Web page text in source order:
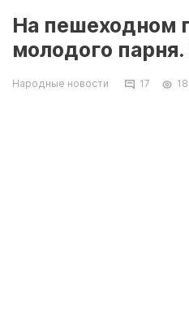
На пешеходном
молодого
Народные новости 17